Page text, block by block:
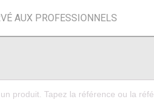
AUX PROFESSIONNELS